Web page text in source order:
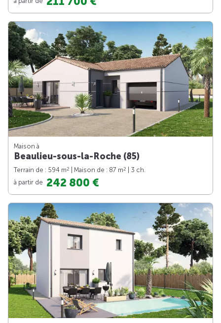
Maison à
Beaulieu-sous-la-Roche (85)
Terrain de : 594 m2 | Maison de : 87 m2
| 3 ch.
à partir de 242 800 €